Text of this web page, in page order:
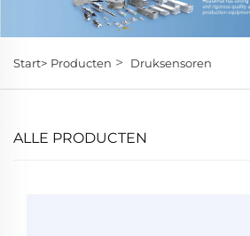
Start> Producten > Druksensoren
ALLE PRODUCTEN